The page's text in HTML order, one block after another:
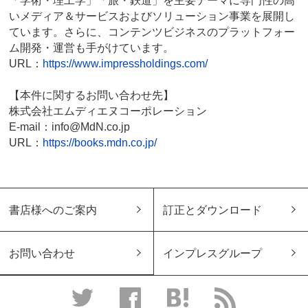
いメディア＆サービスおよびソリューション事業を展開し
ています。さらに、コンテンツビジネスのプラットフォー
ム開発・運営も手がけています。
URL： https://www.impressholdings.com/
【本件に関するお問い合わせ先】
株式会社エムディエヌコーポレーション
E-mail：info@MdN.co.jp
URL： https://books.mdn.co.jp/
書店様へのご案内 訂正とダウンロード
お問い合わせ インプレスグループ